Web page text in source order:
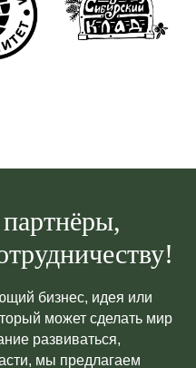
бизнес, идея или
может сделать мир
развиваться,
мы предлагаем